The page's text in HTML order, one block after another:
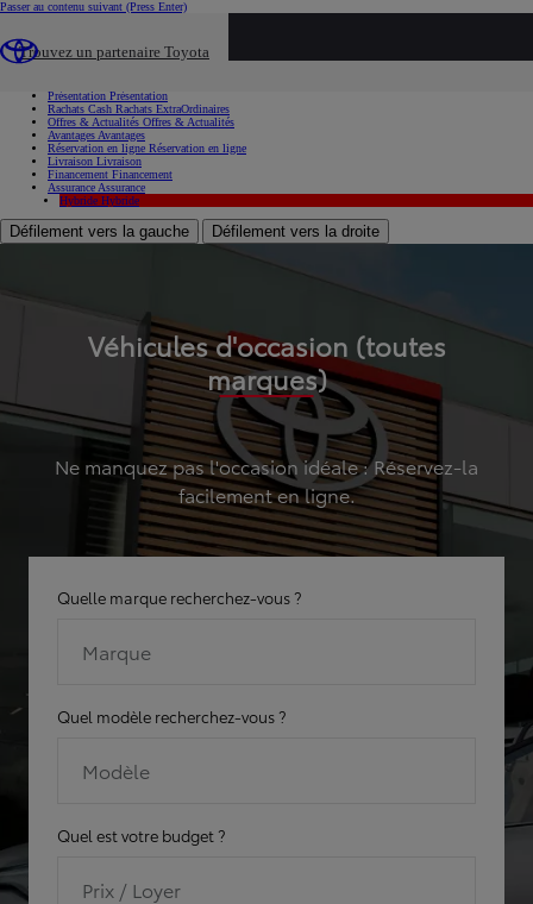
Passer au contenu suivant (Press Enter)
Trouvez un partenaire Toyota
Présentation Présentation
Rachats Cash Rachats ExtraOrdinaires
Offres & Actualités Offres & Actualités
Avantages Avantages
Réservation en ligne Réservation en ligne
Livraison Livraison
Financement Financement
Assurance Assurance
Hybride Hybride
Défilement vers la gauche Défilement vers la droite
Véhicules d'occasion (toutes
marques)
Ne manquez pas l'occasion idéale : Réservez-la
facilement en ligne.
Quelle marque recherchez-vous ?
Marque
Quel modèle recherchez-vous ?
Modèle
Quel est votre budget ?
Prix / Loyer